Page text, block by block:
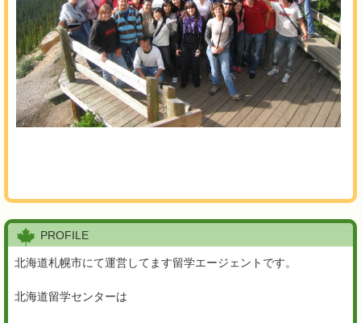
PROFILE
北海道札幌市にて運営してます留学エージェントです。
北海道留学センターは